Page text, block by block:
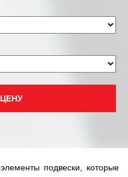
подвески, которые